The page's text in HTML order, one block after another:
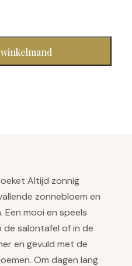
Altijd zonnig
zonnebloem en
Een mooi en speels
salontafel of in de
en gevuld met de
Om dagen lang